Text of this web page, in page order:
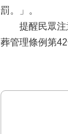
罰。」。
提醒民眾注意
葬管理條例第